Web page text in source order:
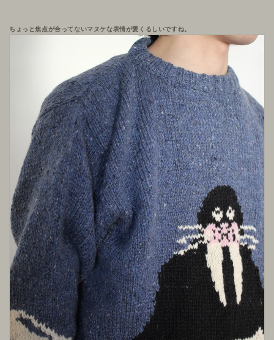
ちょっと焦点が合ってないマヌケな表情が愛くるしいですね。